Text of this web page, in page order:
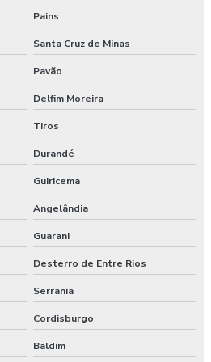
Pains
Santa Cruz de Minas
Pavão
Delfim Moreira
Tiros
Durandé
Guiricema
Angelândia
Guarani
Desterro de Entre Rios
Serrania
Cordisburgo
Baldim